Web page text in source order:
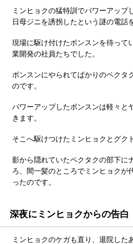
ミンヒョクの猛特訓でパワーアップ
日母ジニを誘拐したという謎の電話
現場に駆け付けたボンスンを待って
業開発の社員たちでした。
ボンスンにやられてばかりのペクタ
のです。
パワーアップしたボンスンは軽々と
きます。
そこへ駆けつけたミンヒョクとグク
影から隠れていたペクタクの部下に
ろ、間一髪のところでミンヒョクが
ったのです。
深夜にミンヒョクからの告白
ミンヒョクのケガも直り、退院した